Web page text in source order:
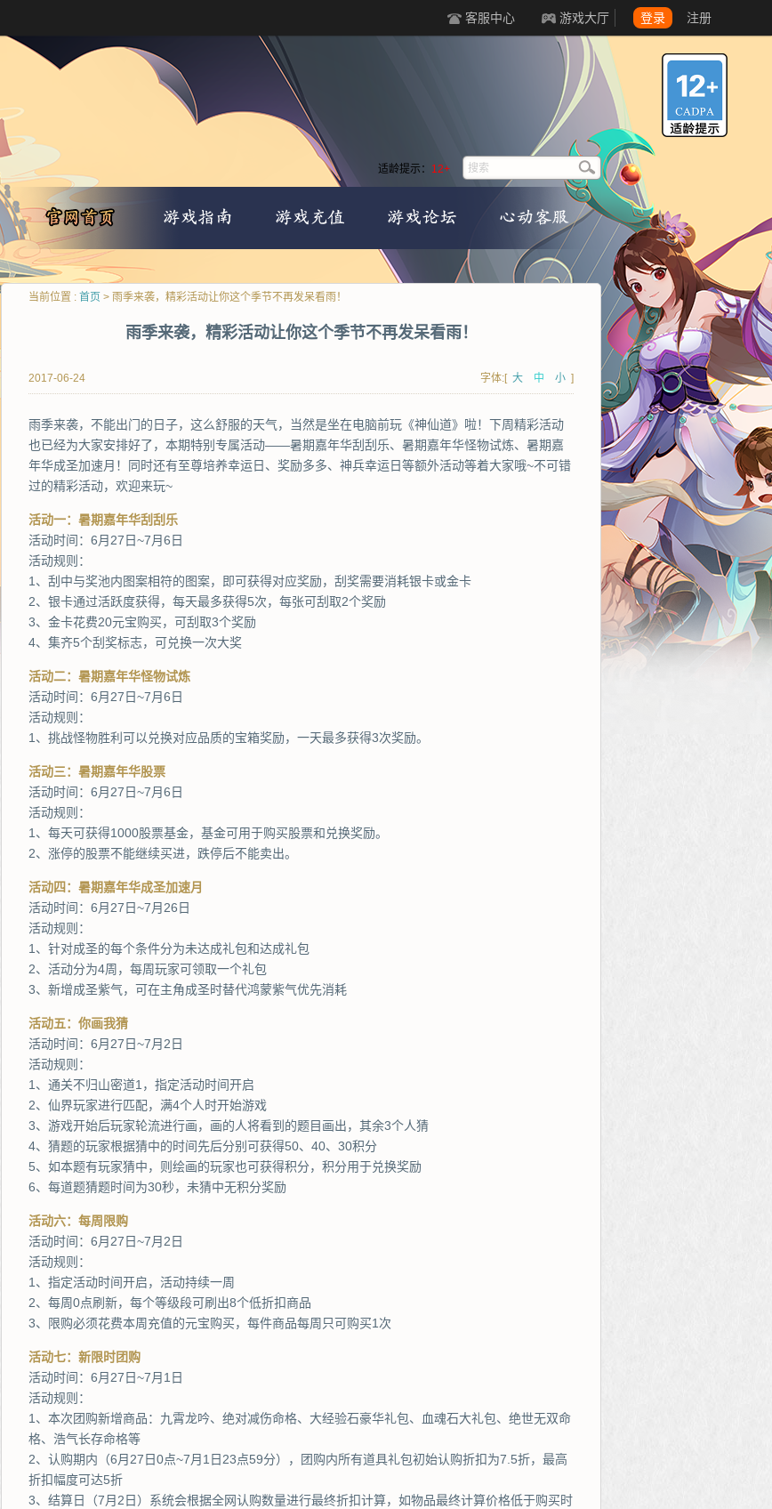
客服中心 游戏大厅 登录 注册
适龄提示： 12+
新浪游戏
新浪页游 网易游戏
中华网
Cwan
游侠网页游戏 40407
5617网游网 一游网
斗蟹网页游戏 游戏观察
4q5q游戏
当前位置 : 首页 > 雨季来袭，精彩活动让你这个季节不再发呆看雨！
雨季来袭，精彩活动让你这个季节不再发呆看雨！
2017-06-24 字体:[ 大 中 小 ]
雨季来袭，不能出门的日子，这么舒服的天气，当然是坐在电脑前玩《神仙道》啦！下周精彩活动
也已经为大家安排好了，本期特别专属活动——暑期嘉年华刮刮乐、暑期嘉年华怪物试炼、暑期嘉
年华成圣加速月！同时还有至尊培养幸运日、奖励多多、神兵幸运日等额外活动等着大家哦~不可错
过的精彩活动，欢迎来玩~
活动一：暑期嘉年华刮刮乐
活动时间：6月27日~7月6日
活动规则：
1、刮中与奖池内图案相符的图案，即可获得对应奖励，刮奖需要消耗银卡或金卡
2、银卡通过活跃度获得，每天最多获得5次，每张可刮取2个奖励
3、金卡花费20元宝购买，可刮取3个奖励
4、集齐5个刮奖标志，可兑换一次大奖
活动二：暑期嘉年华怪物试炼
活动时间：6月27日~7月6日
活动规则：
1、挑战怪物胜利可以兑换对应品质的宝箱奖励，一天最多获得3次奖励。
活动三：暑期嘉年华股票
活动时间：6月27日~7月6日
活动规则：
1、每天可获得1000股票基金，基金可用于购买股票和兑换奖励。
2、涨停的股票不能继续买进，跌停后不能卖出。
活动四：暑期嘉年华成圣加速月
活动时间：6月27日~7月26日
活动规则：
1、针对成圣的每个条件分为未达成礼包和达成礼包
2、活动分为4周，每周玩家可领取一个礼包
3、新增成圣紫气，可在主角成圣时替代鸿蒙紫气优先消耗
活动五：你画我猜
活动时间：6月27日~7月2日
活动规则：
1、通关不归山密道1，指定活动时间开启
2、仙界玩家进行匹配，满4个人时开始游戏
3、游戏开始后玩家轮流进行画，画的人将看到的题目画出，其余3个人猜
4、猜题的玩家根据猜中的时间先后分别可获得50、40、30积分
5、如本题有玩家猜中，则绘画的玩家也可获得积分，积分用于兑换奖励
6、每道题猜题时间为30秒，未猜中无积分奖励
活动六：每周限购
活动时间：6月27日~7月2日
活动规则：
1、指定活动时间开启，活动持续一周
2、每周0点刷新，每个等级段可刷出8个低折扣商品
3、限购必须花费本周充值的元宝购买，每件商品每周只可购买1次
活动七：新限时团购
活动时间：6月27日~7月1日
活动规则：
1、本次团购新增商品：九霄龙吟、绝对减伤命格、大经验石豪华礼包、血魂石大礼包、绝世无双命
格、浩气长存命格等
2、认购期内（6月27日0点~7月1日23点59分），团购内所有道具礼包初始认购折扣为7.5折，最高
折扣幅度可达5折
3、结算日（7月2日）系统会根据全网认购数量进行最终折扣计算，如物品最终计算价格低于购买时